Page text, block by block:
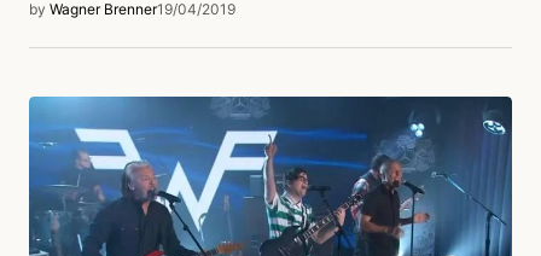
by Wagner Brenner19/04/2019